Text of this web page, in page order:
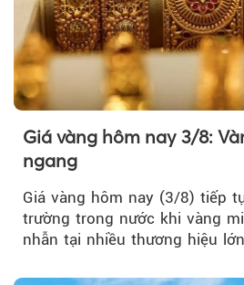
Giá vàng hôm nay 3/8:
ngang
Giá vàng hôm nay (3/8) tiếp
trường trong nước khi vàng
nhẫn tại nhiều thương hiệu